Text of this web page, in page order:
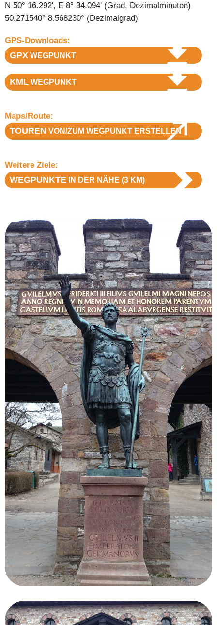
N 50° 16.292', E 8° 34.094' (Grad, Dezimalminuten)
50.271540° 8.568230° (Dezimalgrad)
GPS-Downloads:
GPX WEGPUNKT
KML WEGPUNKT
Maps/Route:
TOUREN VON/ZUM WEGPUNKT ERSTELLEN
Weitere Ziele:
WEGPUNKTE IN DER NÄHE (3 KM)